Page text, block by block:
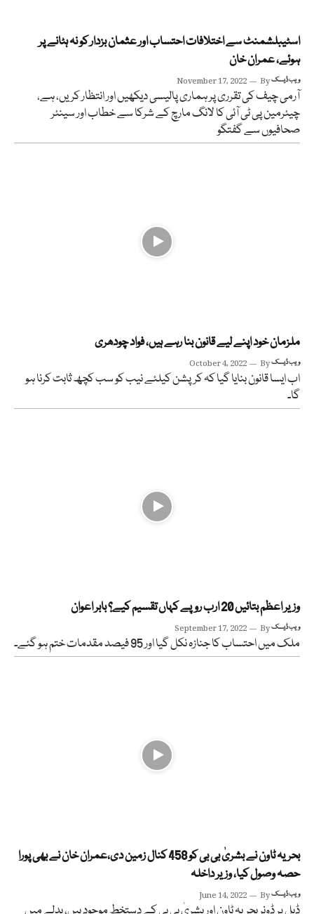
اسٹیبلشمنٹ سے اختلافات احتساب اور عثمان بزدار کو نہ ہٹانے پر
ہوئے، عمران خان
November 17, 2022 Byویب ڈیسک
آرمی چیف کی تقرری پر ہماری پالیسی دیکھیں اور انتظار کریں، ہے،
چیئرمین پی ٹی آئی کا لانگ مارچ کے شرکا سے خطاب اور سینئر
صحافیوں سے گفتگو
ملزمان خود اپنے لیے قانون بنا رہے ہیں، فواد چودھری
October 4, 2022 Byویب ڈیسک
اب ایسا قانون بنایا گیا کہ کرپشن کیلئے نیب کو سب کچھ ثابت کرنا ہو
گا۔
وزیر اعظم بتائیں 20 ارب روپے کہاں تقسیم کیے؟ بابر اعوان
September 17, 2022 Byویب ڈیسک
ملک میں احتساب کا جنازہ نکل گیا اور 95 فیصد مقدمات ختم ہو گئے۔
بحریہ ٹاون نے بشریٰ بی بی کو 458 کنال زمین دی،عمران خان نے بھی پورا
حصہ وصول کیا، وزیر داخلہ
June 14, 2022 Byویب ڈیسک
ڈیل پر ڈونر بحریہ ٹاون اور بشریٰ بی بی کے دستخط موجود ہیں، بدلے میں